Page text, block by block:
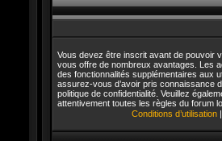
Vous devez être inscrit avant de pouvoir
vous offre de nombreux avantages. Les
des fonctionnalités supplémentaires aux
assurez-vous d’avoir pris connaissance
politique de confidentialité. Veuillez
attentivement toutes les règles du forum
Conditions d’utilisation|